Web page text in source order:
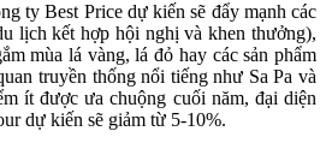
ty Best Price dự kiến sẽ đẩy mạnh các
lịch kết hợp hội nghị và khen thưởng),
mùa lá vàng, lá đỏ hay các sản phẩm
truyền thống nổi tiếng như Sa Pa và
ít được ưa chuộng cuối năm, đại diện
dự kiến sẽ giảm từ 5-10%.